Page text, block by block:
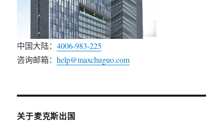
中国大陆：4006-983-225
咨询邮箱：help@maxchuguo.com
关于麦克斯出国